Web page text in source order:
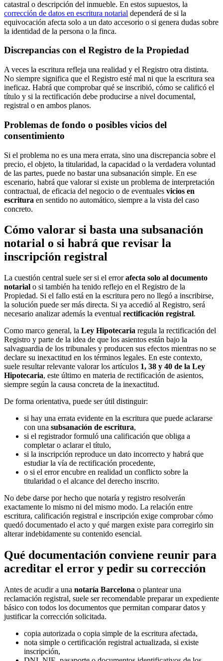
catastral o descripción del inmueble. En estos supuestos, la
corrección de datos en escritura notarial dependerá de si la
equivocación afecta solo a un dato accesorio o si genera dudas sobre
la identidad de la persona o la finca.
Discrepancias con el Registro de la Propiedad
A veces la escritura refleja una realidad y el Registro otra distinta.
No siempre significa que el Registro esté mal ni que la escritura sea
ineficaz. Habrá que comprobar qué se inscribió, cómo se calificó el
título y si la rectificación debe producirse a nivel documental,
registral o en ambos planos.
Problemas de fondo o posibles vicios del
consentimiento
Si el problema no es una mera errata, sino una discrepancia sobre el
precio, el objeto, la titularidad, la capacidad o la verdadera voluntad
de las partes, puede no bastar una subsanación simple. En ese
escenario, habrá que valorar si existe un problema de interpretación
contractual, de eficacia del negocio o de eventuales vicios en
escritura en sentido no automático, siempre a la vista del caso
concreto.
Cómo valorar si basta una subsanación
notarial o si habrá que revisar la
inscripción registral
La cuestión central suele ser si el errorafecta solo al documento
notarial o si también ha tenido reflejo en el Registro de la
Propiedad. Si el fallo está en la escritura pero no llegó a inscribirse,
la solución puede ser más directa. Si ya accedió al Registro, será
necesario analizar además la eventual rectificación registral.
Como marco general, la Ley Hipotecaria regula la rectificación del
Registro y parte de la idea de que los asientos están bajo la
salvaguardia de los tribunales y producen sus efectos mientras no se
declare su inexactitud en los términos legales. En este contexto,
suele resultar relevante valorar los artículos 1, 38 y 40 de la Ley
Hipotecaria, este último en materia de rectificación de asientos,
siempre según la causa concreta de la inexactitud.
De forma orientativa, puede ser útil distinguir:
si hay una errata evidente en la escritura que puede aclararse
con una subsanación de escritura,
si el registrador formuló una calificación que obliga a
completar o aclarar el título,
si la inscripción reproduce un dato incorrecto y habrá que
estudiar la vía de rectificación procedente,
o si el error encubre en realidad un conflicto sobre la
titularidad o el alcance del derecho inscrito.
No debe darse por hecho que notaría y registro resolverán
exactamente lo mismo ni del mismo modo. La relación entre
escritura, calificación registral e inscripción exige comprobar cómo
quedó documentado el acto y qué margen existe para corregirlo sin
alterar indebidamente su contenido esencial.
Qué documentación conviene reunir para
acreditar el error y pedir su corrección
Antes de acudir a una notaría Barcelona o plantear una
reclamación registral, suele ser recomendable preparar un expediente
básico con todos los documentos que permitan comparar datos y
justificar la corrección solicitada.
copia autorizada o copia simple de la escritura afectada,
nota simple o certificación registral actualizada, si existe
inscripción,